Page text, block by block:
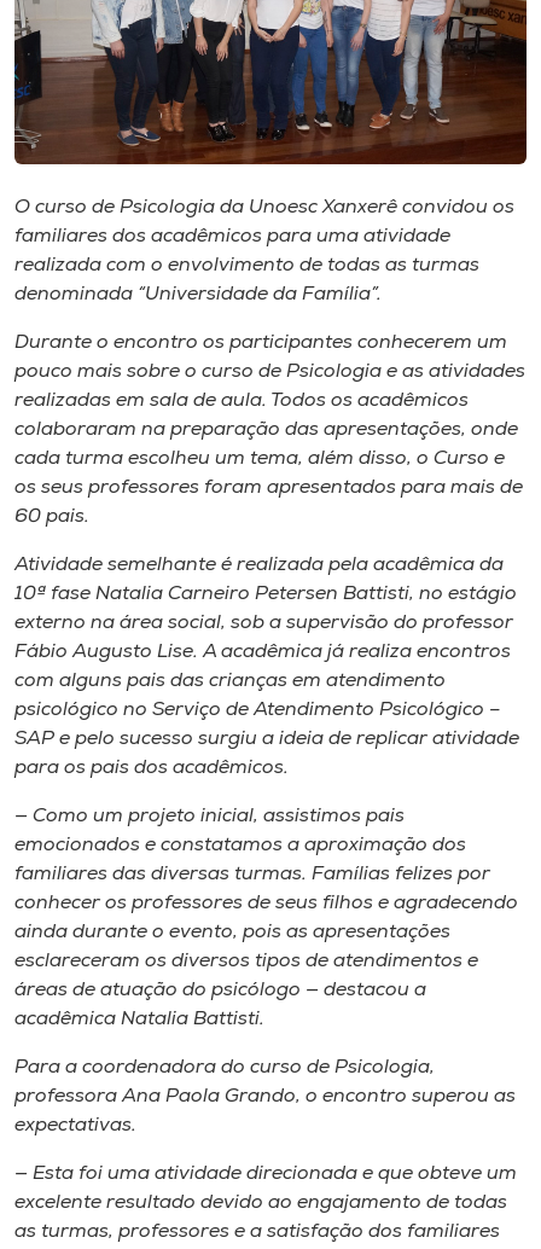
Editora
Rádio
Museu
Unoesc
Store
Selecione
o idioma
A-
O curso de Psicologia da Unoesc Xanxerê convidou os
familiares dos acadêmicos para uma atividade
realizada com o envolvimento de todas as turmas
denominada “Universidade da Família”.
Durante o encontro os participantes conhecerem um
pouco mais sobre o curso de Psicologia e as atividades
realizadas em sala de aula. Todos os acadêmicos
colaboraram na preparação das apresentações, onde
cada turma escolheu um tema, além disso, o Curso e
os seus professores foram apresentados para mais de
60 pais.
Atividade semelhante é realizada pela acadêmica da
10ª fase Natalia Carneiro Petersen Battisti, no estágio
externo na área social, sob a supervisão do professor
Fábio Augusto Lise. A acadêmica já realiza encontros
com alguns pais das crianças em atendimento
psicológico no Serviço de Atendimento Psicológico –
SAP e pelo sucesso surgiu a ideia de replicar atividade
para os pais dos acadêmicos.
— Como um projeto inicial, assistimos pais
emocionados e constatamos a aproximação dos
familiares das diversas turmas. Famílias felizes por
conhecer os professores de seus filhos e agradecendo
ainda durante o evento, pois as apresentações
esclareceram os diversos tipos de atendimentos e
áreas de atuação do psicólogo — destacou a
acadêmica Natalia Battisti.
Para a coordenadora do curso de Psicologia,
professora Ana Paola Grando, o encontro superou as
expectativas.
— Esta foi uma atividade direcionada e que obteve um
excelente resultado devido ao engajamento de todas
as turmas, professores e a satisfação dos familiares